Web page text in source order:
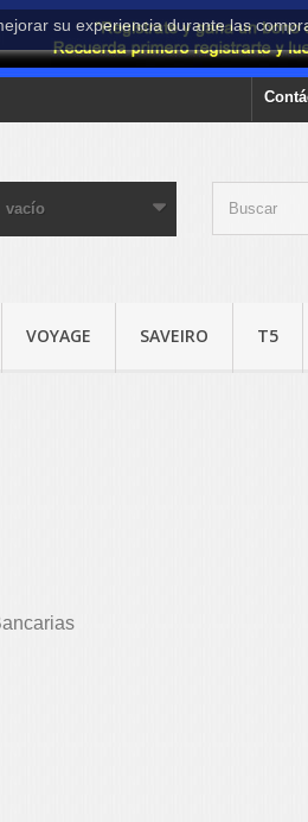
vacío
VOYAGE SAVEIRO T5
su experiencia durante las